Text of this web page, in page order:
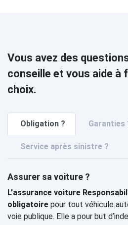
Vous avez des
conseille et vous aide à
choix.
Obligation ? Garanties
Service après sinistre ?
Assurer sa voiture ?
L’assurance voiture
obligatoire pour tout véhicule
voie publique. Elle a pour but